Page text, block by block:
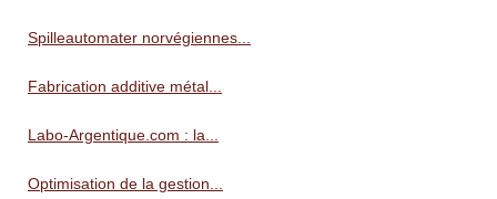
Spilleautomater norvégiennes...
Fabrication additive métal...
Labo-Argentique.com : la...
Optimisation de la gestion...